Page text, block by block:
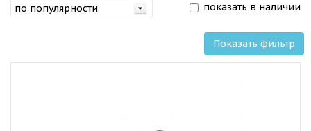
показать в наличии
Показать фильтр